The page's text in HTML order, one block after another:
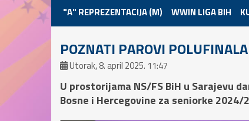
"A" REPREZENTACIJA (M) WWIN LIGA BIH
POZNATI PAROVI
Utorak, 8. april 2025. 11:47
U prostorijama NS/FS BiH u Sarajevu
Bosne i Hercegovine za seniorke 2024/